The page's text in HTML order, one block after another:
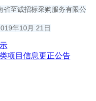
采购服务有限公
月 21日
项目信息更正公告